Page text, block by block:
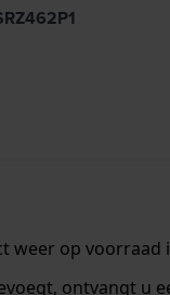
weer op voorraad
ontvangt u